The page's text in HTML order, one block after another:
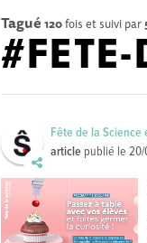
Tagué 120fois et suivi par
#FETE-
Fête de la Science
article publié le